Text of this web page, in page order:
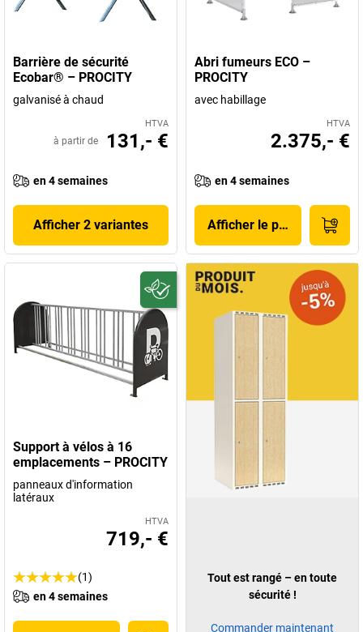
Barrière de sécurité
Ecobar® – PROCITY
galvanisé à chaud
HTVA
à partir de 131,- €
en 4 semaines
Afficher 2 variantes
Abri fumeurs ECO –
PROCITY
avec habillage
HTVA
2.375,- €
en 4 semaines
Afficher le produit
Support à vélos à 16
emplacements – PROCITY
panneaux d'information
latéraux
HTVA
719,- €
(1)
en 4 semaines
Tout est rangé – en toute
sécurité !
Commander maintenant